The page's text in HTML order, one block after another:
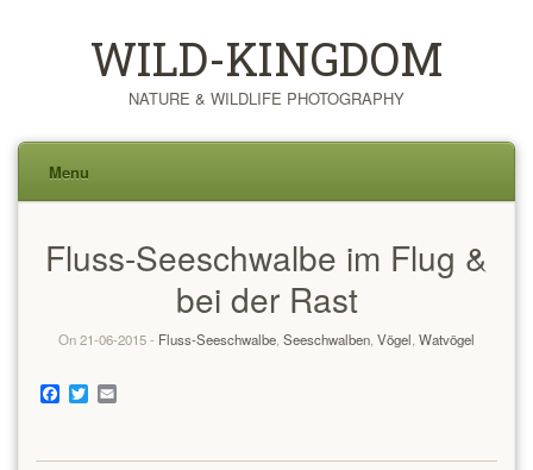
WILD-KINGDOM
NATURE & WILDLIFE PHOTOGRAPHY
Menu
Skip
content
Fluss-Seeschwalbe im Flug &
bei der Rast
On 21-06-2015 - Fluss-Seeschwalbe Seeschwalben Vögel Watvögel
Facebook
TwitterEmail